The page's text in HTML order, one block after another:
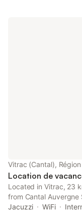
Vitrac (Cantal),
Location de
Located in Vitrac, 23
from Cantal
conditioned
Jacuzzi WiFi